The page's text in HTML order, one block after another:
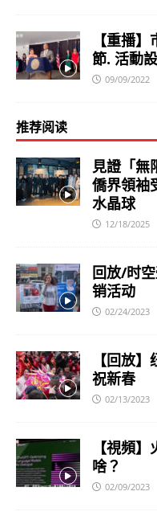
【重播
節. 活動
09/09/2022
推荐阅读
見證「無
僑界領袖
水晶球
12/18/2025
回放/时
销活动
02/24/2023
【回放
祝新春
02/13/2023
【視頻
啥？
02/09/2023